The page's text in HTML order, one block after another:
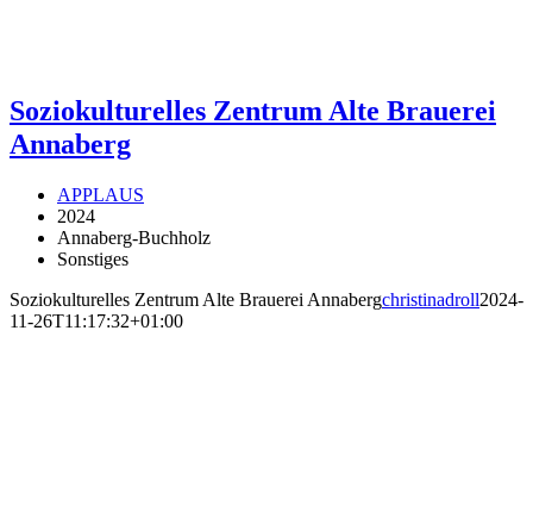
Soziokulturelles Zentrum Alte Brauerei
Annaberg
APPLAUS
2024
Annaberg-Buchholz
Sonstiges
Soziokulturelles Zentrum Alte Brauerei Annabergchristinadroll2024-
11-26T11:17:32+01:00